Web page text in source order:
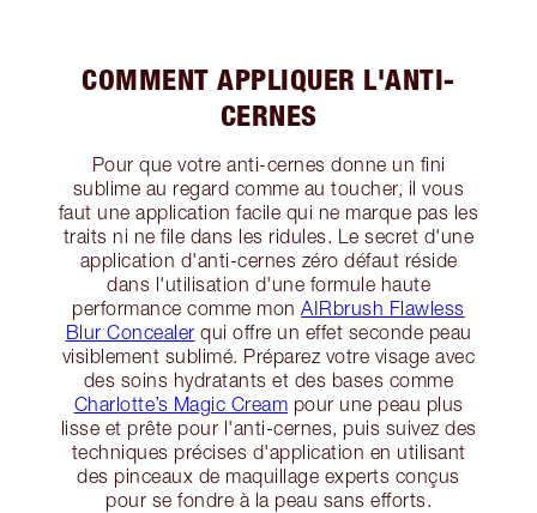
COMMENT APPLIQUER L'ANTI-
CERNES
Pour que votre anti-cernes donne un fini
sublime au regard comme au toucher, il vous
faut une application facile qui ne marque pas les
traits ni ne file dans les ridules. Le secret d'une
application d'anti-cernes zéro défaut réside
dans l'utilisation d'une formule haute
performance comme monAIRbrush Flawless
Blur Concealer qui offre un effet seconde peau
visiblement sublimé. Préparez votre visage avec
des soins hydratants et des bases comme
Charlotte’s Magic Cream pour une peau plus
lisse et prête pour l'anti-cernes, puis suivez des
techniques précises d'application en utilisant
des pinceaux de maquillage experts conçus
pour se fondre à la peau sans efforts.